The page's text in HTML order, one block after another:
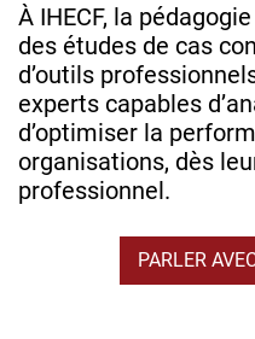
À IHECF, la
des études de cas
d’outils
experts capables
d’optimiser la
organisations, dès
professionnel.
PARLER